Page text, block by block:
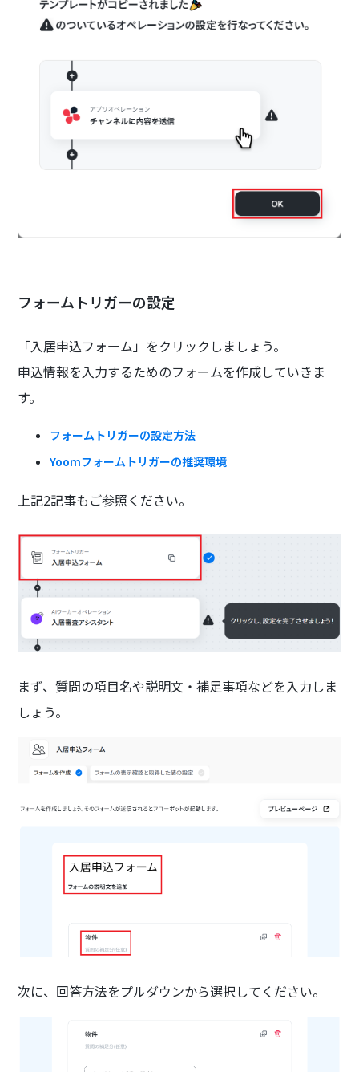
フォームトリガーの設定
「入居申込フォーム」をクリックしましょう。
申込情報を入力するためのフォームを作成していきま
す。
フォームトリガーの設定方法
Yoomフォームトリガーの推奨環境
上記2記事もご参照ください。
まず、質問の項目名や説明文・補足事項などを入力しま
しょう。
次に、回答方法をプルダウンから選択してください。